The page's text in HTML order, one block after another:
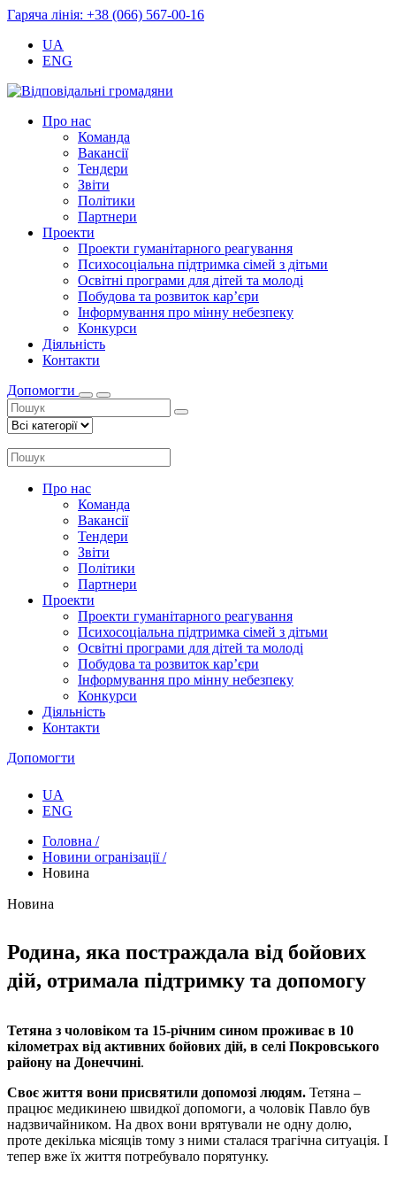
Гаряча лінія: +38 (066) 567-00-16
UA
ENG
Про нас
Команда
Вакансії
Тендери
Звіти
Політики
Партнери
Проекти
Проекти гуманітарного реагування
Психосоціальна підтримка сімей з дітьми
Освітні програми для дітей та молоді
Побудова та розвиток кар’єри
Інформування про мінну небезпеку
Конкурси
Діяльність
Контакти
Допомогти
Про нас
Команда
Вакансії
Тендери
Звіти
Політики
Партнери
Проекти
Проекти гуманітарного реагування
Психосоціальна підтримка сімей з дітьми
Освітні програми для дітей та молоді
Побудова та розвиток кар’єри
Інформування про мінну небезпеку
Конкурси
Діяльність
Контакти
Допомогти
UA
ENG
Головна /
Новини огранізації /
Новина
Новина
Родина, яка постраждала від бойових
дій, отримала підтримку та допомогу
Тетяна з чоловіком та 15-річним сином проживає в 10
кілометрах від активних бойових дій, в селі Покровського
району на Донеччині.
Своє життя вони присвятили допомозі людям. Тетяна –
працює медикинею швидкої допомоги, а чоловік Павло був
надзвичайником. На двох вони врятували не одну долю,
проте декілька місяців тому з ними сталася трагічна ситуація. І
тепер вже їх життя потребувало порятунку.